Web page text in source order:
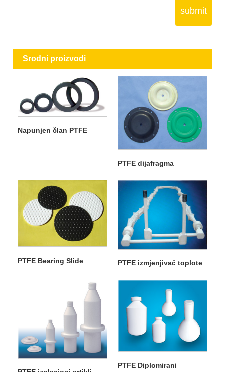
submit
Srodni proizvodi
Napunjen član PTFE
PTFE dijafragma
PTFE Bearing Slide PTFE izmjenjivač toplote
PTFE Diplomirani